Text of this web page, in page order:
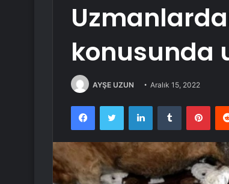
konusunda
AYŞE UZUN Aralık 15, 2022
FacebookTwitter LinkedInTumblr